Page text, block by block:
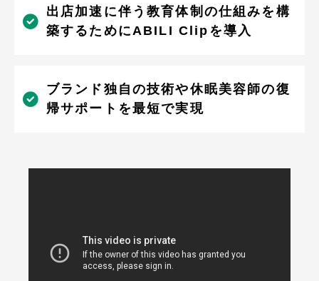
よくあるご質問
出店加速に伴う教育体制の仕組みを構
築するためにABILI Clipを導入
ブランド独自の技術や休眠美容師の復
帰サポートを最短で実現